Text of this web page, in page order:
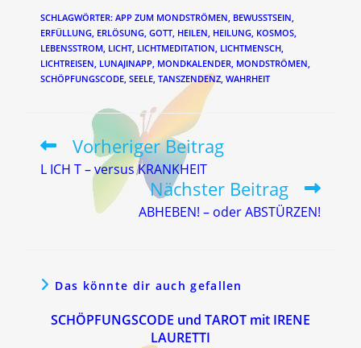
SCHLAGWÖRTER: APP ZUM MONDSTRÖMEN, BEWUSSTSEIN,
ERFÜLLUNG, ERLÖSUNG, GOTT, HEILEN, HEILUNG, KOSMOS,
LEBENSSTROM, LICHT, LICHTMEDITATION, LICHTMENSCH,
LICHTREISEN, LUNAJINAPP, MONDKALENDER, MONDSTRÖMEN,
SCHÖPFUNGSCODE, SEELE, TANSZENDENZ, WAHRHEIT
Weitere
ansehen
Vorheriger Beitrag
L ICH T – versus KRANKHEIT
Nächster Beitrag
ABHEBEN! – oder ABSTÜRZEN!
Das könnte dir auch gefallen
SCHÖPFUNGSCODE und TAROT mit IRENE
LAURETTI